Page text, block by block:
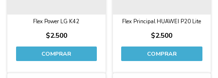
Flex Power LG K42
$2.500
Flex Principal HUAWEI P20 Lite
$2.500